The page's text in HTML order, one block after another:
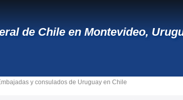
de Chile en Montevideo,
y consulados de Uruguay en Chile